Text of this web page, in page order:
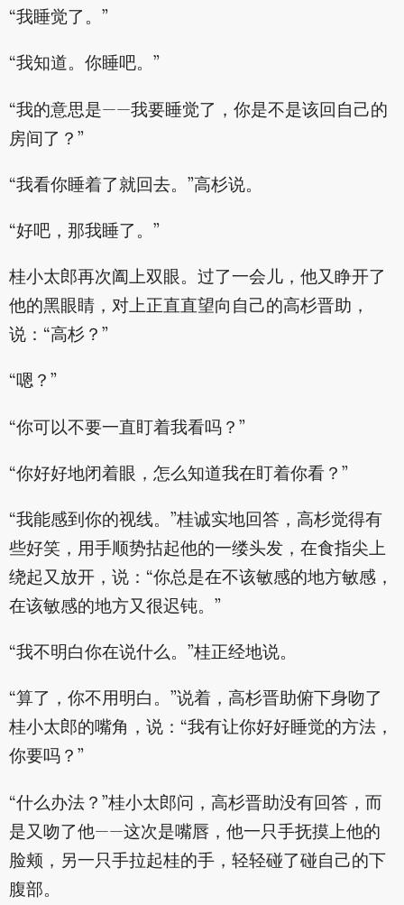
“我睡觉了。”
“我知道。你睡吧。”
“我的意思是——我要睡觉了，你是不是该回自己的
房间了？”
“我看你睡着了就回去。”高杉说。
“好吧，那我睡了。”
桂小太郎再次阖上双眼。过了一会儿，他又睁开了
他的黑眼睛，对上正直直望向自己的高杉晋助，
说：“高杉？”
“嗯？”
“你可以不要一直盯着我看吗？”
“你好好地闭着眼，怎么知道我在盯着你看？”
“我能感到你的视线。”桂诚实地回答，高杉觉得有
些好笑，用手顺势拈起他的一缕头发，在食指尖上
绕起又放开，说：“你总是在不该敏感的地方敏感，
在该敏感的地方又很迟钝。”
“我不明白你在说什么。”桂正经地说。
“算了，你不用明白。”说着，高杉晋助俯下身吻了
桂小太郎的嘴角，说：“我有让你好好睡觉的方法，
你要吗？”
“什么办法？”桂小太郎问，高杉晋助没有回答，而
是又吻了他——这次是嘴唇，他一只手抚摸上他的
脸颊，另一只手拉起桂的手，轻轻碰了碰自己的下
腹部。